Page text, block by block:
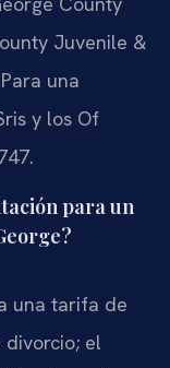
Juvenile &
una
y los Of
para un
una tarifa de
el